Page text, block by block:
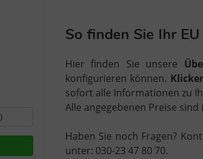
So finden Sie Ihr
Hier finden Sie unsere
konfigurieren können.
sofort alle Informationen zu
Alle angegebenen Preise sind
Haben Sie noch Fragen?
unter: 030-23 47 80 70.
)